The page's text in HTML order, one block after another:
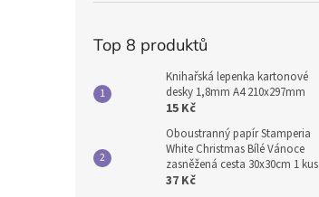
Top 8 produktů
Knihařská lepenka kartonové
desky 1,8mm A4 210x297mm
15 Kč
Oboustranný papír Stamperia
White Christmas Bílé Vánoce
zasněžená cesta 30x30cm 1 kus
37 Kč